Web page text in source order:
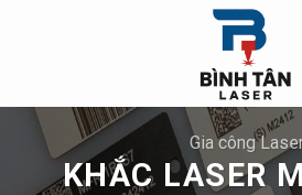
Gia công
KHẮC LASER